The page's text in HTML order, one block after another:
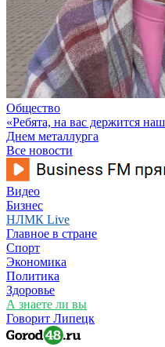
Общество
«Ребята, на вас держится
Днем металлурга
Все новости
Видео
Бизнес
НЛМК Live
Главное в стране
Спорт
Экономика
Политика
Здоровье
А знаете ли вы
Говорит Липецк